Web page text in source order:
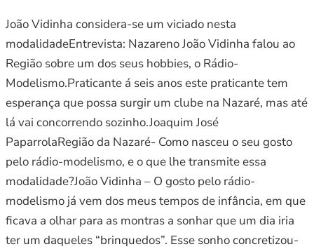
João Vidinha considera-se um viciado nesta
modalidadeEntrevista: Nazareno João Vidinha falou ao
Região sobre um dos seus hobbies, o Rádio-
Modelismo.Praticante á seis anos este praticante tem
esperança que possa surgir um clube na Nazaré, mas até
lá vai concorrendo sozinho.Joaquim José
PaparrolaRegião da Nazaré- Como nasceu o seu gosto
pelo rádio-modelismo, e o que lhe transmite essa
modalidade?João Vidinha – O gosto pelo rádio-
modelismo já vem dos meus tempos de infância, em que
ficava a olhar para as montras a sonhar que um dia iria
ter um daqueles “brinquedos”. Esse sonho concretizou-